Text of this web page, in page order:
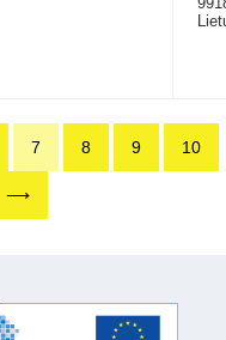
7 8 9 10
⟶